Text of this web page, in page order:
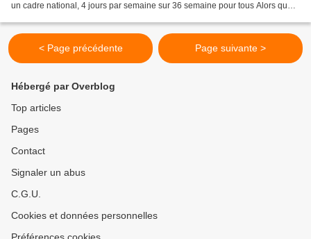
un cadre national, 4 jours par semaine sur 36 semaine pour tous Alors que
< Page précédente Page suivante >
Hébergé par Overblog
Top articles
Pages
Contact
Signaler un abus
C.G.U.
Cookies et données personnelles